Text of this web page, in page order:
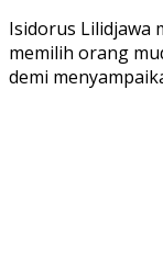
Isidorus Lilidjawa
memilih orang
demi